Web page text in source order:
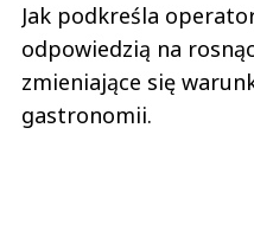
Jak podkreśla
odpowiedzią na
zmieniające się
gastronomii.